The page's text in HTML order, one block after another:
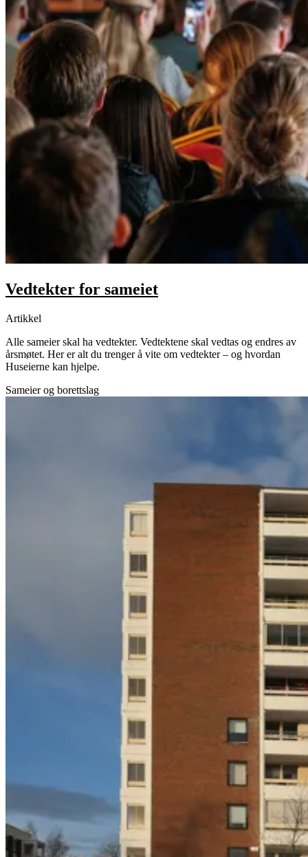
Vedtekter for sameiet
Artikkel
Alle sameier skal ha vedtekter. Vedtektene skal vedtas og endres av
årsmøtet. Her er alt du trenger å vite om vedtekter – og hvordan
Huseierne kan hjelpe.
Sameier og borettslag